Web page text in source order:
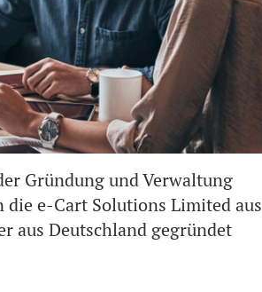
Gründung und Verwaltung
e-Cart Solutions Limited aus
aus Deutschland gegründet